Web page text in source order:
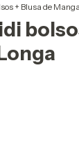
+ Blusa de